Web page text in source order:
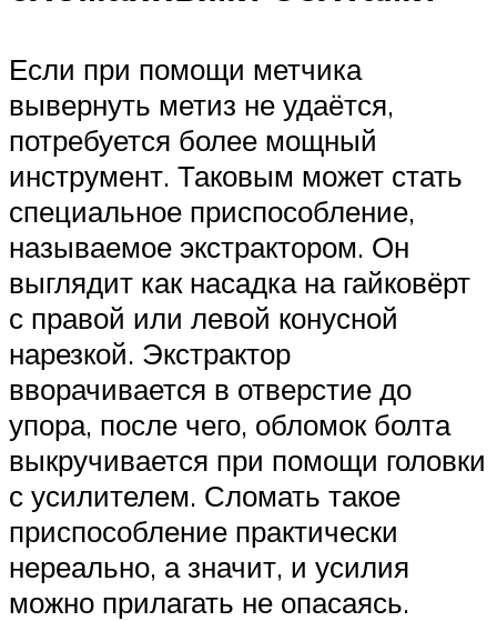
Если при помощи метчика
вывернуть метиз не удаётся,
потребуется более мощный
инструмент. Таковым может стать
специальное приспособление,
называемое экстрактором. Он
выглядит как насадка на гайковёрт
с правой или левой конусной
нарезкой. Экстрактор
вворачивается в отверстие до
упора, после чего, обломок болта
выкручивается при помощи головки
с усилителем. Сломать такое
приспособление практически
нереально, а значит, и усилия
можно прилагать не опасаясь.